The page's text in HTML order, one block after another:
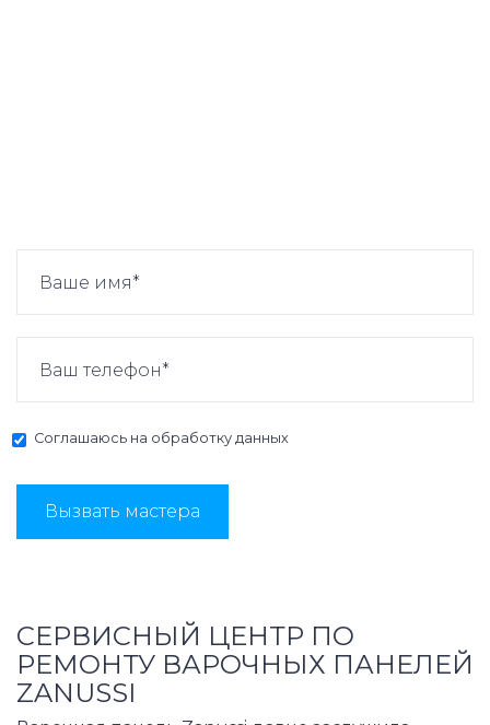
Соглашаюсь на обработку данных
Вызвать мастера
СЕРВИСНЫЙ ЦЕНТР ПО
РЕМОНТУ ВАРОЧНЫХ ПАНЕЛЕЙ
ZANUSSI